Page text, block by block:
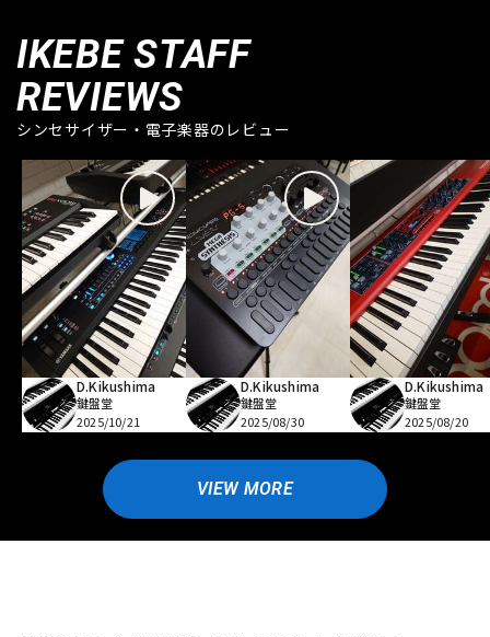
IKEBE STAFF
REVIEWS
シンセサイザー・電子楽器のレビュー
D.Kikushima
鍵盤堂
2025/10/21
D.Kikushima
鍵盤堂
2025/08/30
D.Kikushima
鍵盤堂
2025/08/20
VIEW MORE